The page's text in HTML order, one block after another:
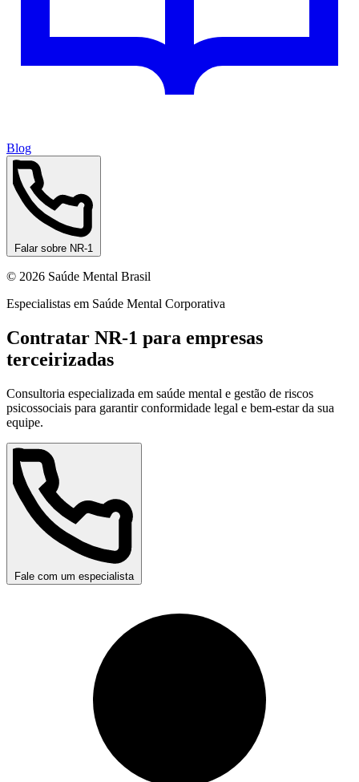
Blog
Falar sobre NR-1
© 2026 Saúde Mental Brasil
Especialistas em Saúde Mental Corporativa
Contratar NR-1 para empresas
terceirizadas
Consultoria especializada em saúde mental e gestão de riscos
psicossociais para garantir conformidade legal e bem-estar da sua
equipe.
Fale com um especialista